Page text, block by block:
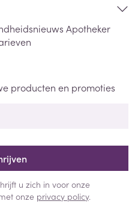
Apotheker
producten en promoties
u zich in voor onze
onze privacy policy.